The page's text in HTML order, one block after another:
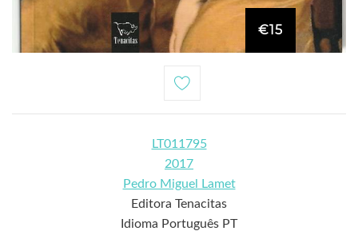
€15
LT011795
2017
Pedro Miguel Lamet
Editora Tenacitas
Idioma Português PT